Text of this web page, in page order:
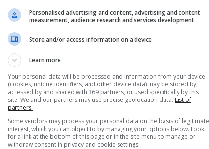
e
e aventurave që kërkojnë një përvojë unike
për herë të parë në Kosovë, përgjatë tri
26 Maj,ky festival vjen si një ngjarje e madhe që
për të përjetuar bukuritë dhe traditat kulturore të
veprimtaritë rekreative në natyrë.
që vizitorët do të kenë mundësinë të bëhen pjesë
natyrë, çiklizëm, ngjitje në shkëmbinj,
dhe shumë të tjera, duke përfshirë edhe
kulturore të Pejës.
Personalised advertising and content, advertising and content
measurement, audience research and services development
Store and/or access information on a device
Learn more
Your personal data will be processed and information from your device
(cookies, unique identifiers, and other device data) may be stored by,
accessed by and shared with 369 partners, or used specifically by this
site. We and our partners may use precise geolocation data. List of
partners.
Some vendors may process your personal data on the basis of legitimate
interest, which you can object to by managing your options below. Look
for a link at the bottom of this page or in the site menu to manage or
withdraw consent in privacy and cookie settings.